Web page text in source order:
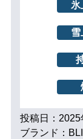
氷
雪
投稿日：2025
ブランド：